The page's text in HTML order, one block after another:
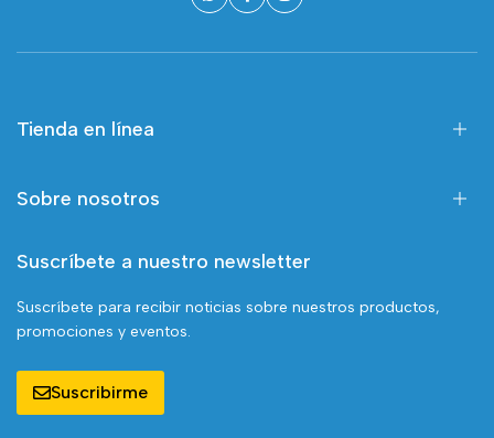
Tienda en línea
Sobre nosotros
Suscríbete a nuestro newsletter
Suscríbete para recibir noticias sobre nuestros productos,
promociones y eventos.
Suscribirme